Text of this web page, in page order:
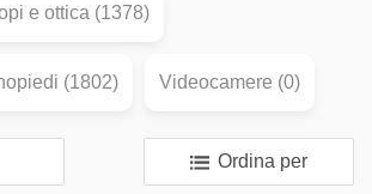
e ottica (1378)
(1802) Videocamere (0)
Ordina per